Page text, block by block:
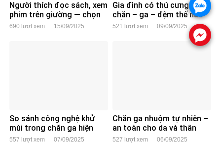
Người thích đọc sách, xem
phim trên giường — chọn
gối tựa nào cho đúng,
690 lượt xem 15/09/2025
Gia đình có thú cưng: chọn
chăn – ga – đệm thế nào
để không bị xù lông, bám
521 lượt xem 09/09/2025
So sánh công nghệ khử
mùi trong chăn ga hiện
nay: than hoạt tính vs ion
557 lượt xem 07/09/2025
Chăn ga nhuộm tự nhiên –
an toàn cho da và thân
thiện với môi trường?
527 lượt xem 06/09/2025
.
.